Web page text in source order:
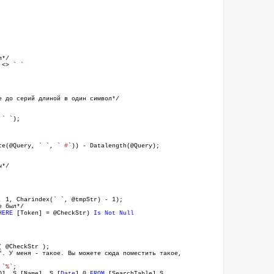
` `
серий длиной в один символ*/
` ` );
` ` , ` #` )) - Datalength(@Query);
1, Charindex( ` ` , @tmpStr) - 1);
был*/
[Token] = @CheckStr) Is Not Null
);
меня - такое. Вы можете сюда поместить такое,
`%` ;